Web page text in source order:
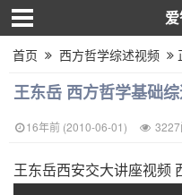
首页 西方哲学综述视频
王东岳 西方哲学基础综
16年前 (2010-06-01)
王东岳西安交大讲座视频